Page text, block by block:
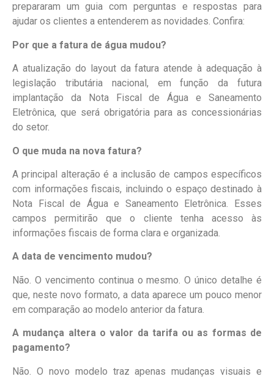
prepararam um guia com perguntas e respostas para
ajudar os clientes a entenderem as novidades. Confira:
Por que a fatura de água mudou?
A atualização do layout da fatura atende à adequação à
legislação tributária nacional, em função da futura
implantação da Nota Fiscal de Água e Saneamento
Eletrônica, que será obrigatória para as concessionárias
do setor.
O que muda na nova fatura?
A principal alteração é a inclusão de campos específicos
com informações fiscais, incluindo o espaço destinado à
Nota Fiscal de Água e Saneamento Eletrônica. Esses
campos permitirão que o cliente tenha acesso às
informações fiscais de forma clara e organizada.
A data de vencimento mudou?
Não. O vencimento continua o mesmo. O único detalhe é
que, neste novo formato, a data aparece um pouco menor
em comparação ao modelo anterior da fatura.
A mudança altera o valor da tarifa ou as formas de
pagamento?
Não. O novo modelo traz apenas mudanças visuais e